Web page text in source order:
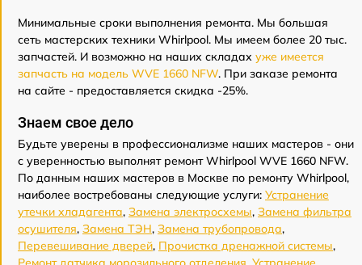
Минимальные сроки выполнения ремонта. Мы большая
сеть мастерских техники Whirlpool. Мы имеем более 20 тыс.
запчастей. И возможно на наших складах уже имеется
запчасть на модель WVE 1660 NFW. При заказе ремонта
на сайте - предоставляется скидка -25%.
Знаем свое дело
Будьте уверены в профессионализме наших мастеров - они
с уверенностью выполнят ремонт Whirlpool WVE 1660 NFW.
По данным наших мастеров в Москве по ремонту Whirlpool,
наиболее востребованы следующие услуги: Устранение
утечки хладагента, Замена электросхемы, Замена фильтра
осушителя, Замена ТЭН, Замена трубопровода,
Перевешивание дверей, Прочистка дренажной системы,